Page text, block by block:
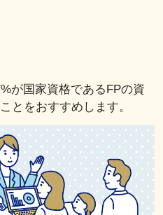
が国家資格であるFPの資
とをおすすめします。